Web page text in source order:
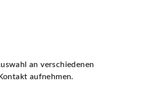
an verschiedenen
aufnehmen.